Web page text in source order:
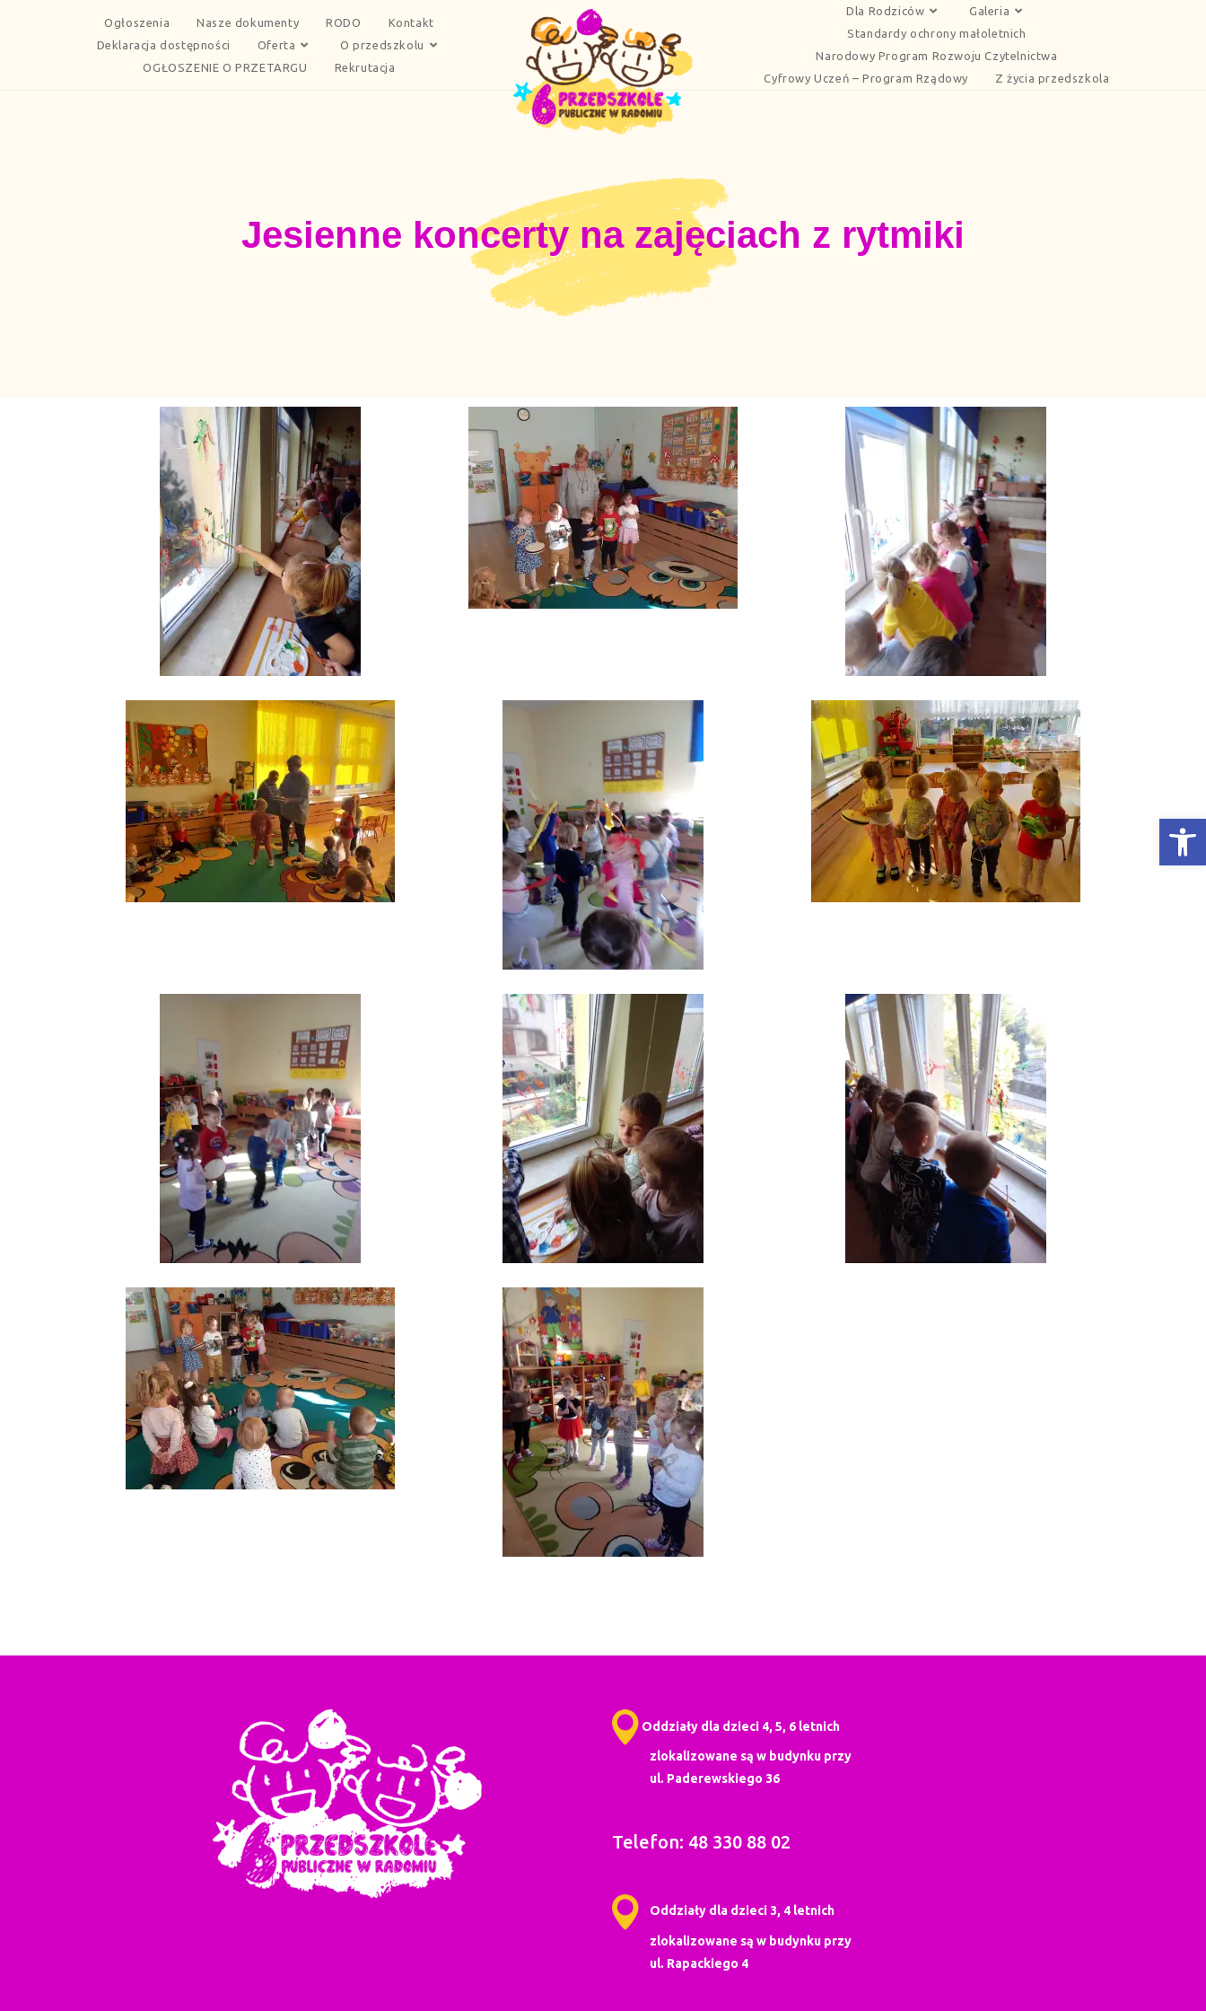
Otwórz Pasek narzędzi
Ogłoszenia Nasze dokumenty RODO
Kontakt
Deklaracja dostępności
Oferta
O przedszkolu
OGŁOSZENIE O PRZETARGU
Rekrutacja
Dla Rodziców
Galeria
Standardy ochrony małoletnich
Narodowy Program Rozwoju Czytelnictwa
Cyfrowy Uczeń – Program Rządowy
Z życia przedszkola
Jesienne koncerty na zajęciach z rytmiki
Oddziały dla dzieci 4, 5, 6 letnich
zlokalizowane są w budynku przy
ul. Paderewskiego 36
Telefon: 48 330 88 02
Oddziały dla dzieci 3, 4 letnich
zlokalizowane są w budynku przy
ul. Rapackiego 4